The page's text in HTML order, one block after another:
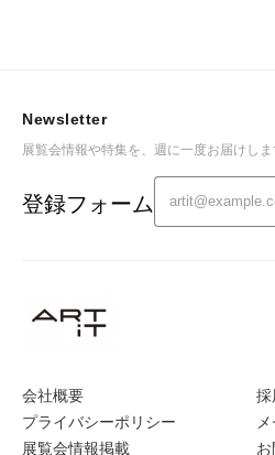
会社概要
プライバシーポリシー
展覧会情報掲載
採
Newsletter
展覧会情報や特集を、週に一度お届けしま
登録フォーム